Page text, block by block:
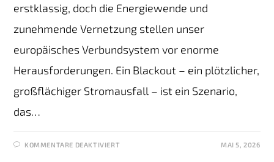
erstklassig, doch die Energiewende und
zunehmende Vernetzung stellen unser
europäisches Verbundsystem vor enorme
Herausforderungen. Ein Blackout – ein plötzlicher,
großflächiger Stromausfall – ist ein Szenario,
das…
KOMMENTARE DEAKTIVIERT MAI 5, 2026